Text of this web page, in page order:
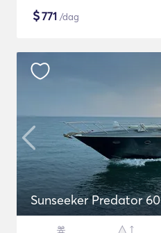
$771 /dag
Sunseeker Predator 60